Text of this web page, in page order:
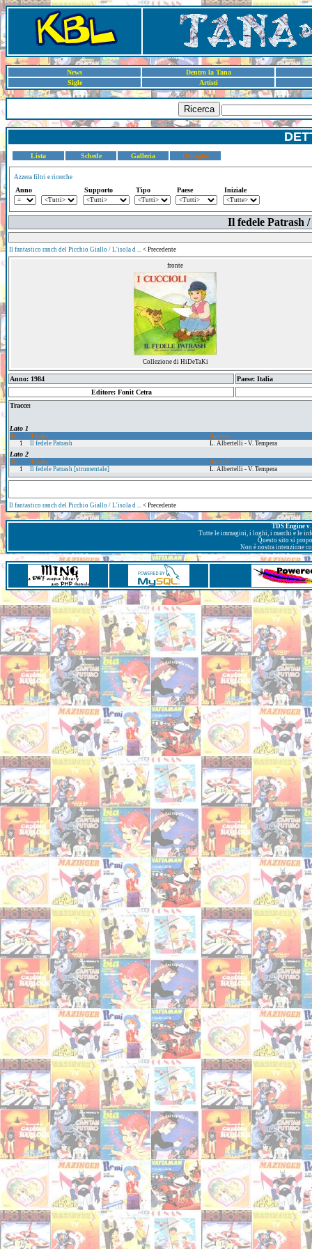
News
Dentro la Tana
Sigle
Artisti
Ricerca
Lista Schede Galleria Dettaglio
Azzera filtri e ricerche
Anno Supporto Tipo Paese Iniziale
Il fedele Patrash
Il fantastico ranch del Picchio Giallo / L'isola d ... < Precedente
fronte
Collezione di HiDeTaKi
Anno: 1984
Paese: Italia
Editore: Fonit Cetra
Tracce:
Lato 1
Tr.
Titolo Autori
1 Il fedele Patrash L. Albertelli - V. Tempera
Lato 2
Tr.
Titolo Autori
1 Il fedele Patrash [strumentale] L. Albertelli - V. Tempera
Il fantastico ranch del Picchio Giallo / L'isola d ... < Precedente
TDS Engine
Tutte le immagini, i loghi, i marchi e le
Questo sito si
Non è nostra intenzione